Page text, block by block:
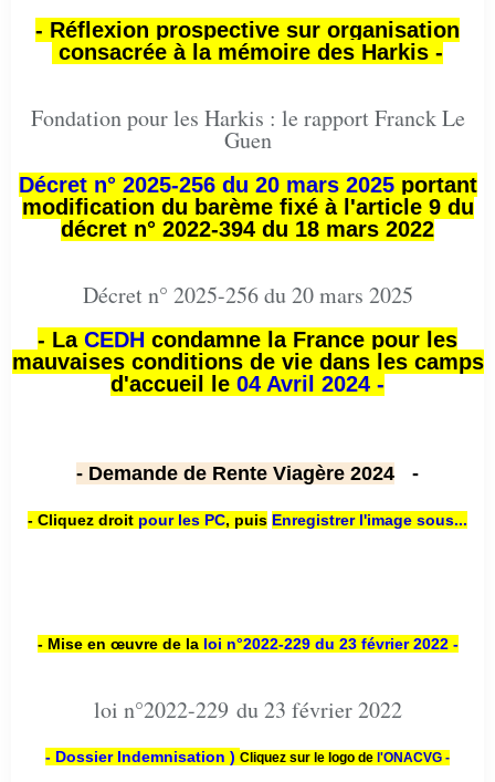
- Réflexion prospective sur organisation
consacrée à la mémoire des Harkis -
Fondation pour les Harkis : le rapport Franck Le
Guen
Décret n° 2025-256 du 20 mars 2025portant
modification du barème fixé à l'article 9 du
décret n° 2022-394 du 18 mars 2022
Décret n° 2025-256 du 20 mars 2025
- La CEDH condamne la France pour les
mauvaises conditions de vie dans les camps
d'accueil le 04 Avril 2024 -
- Demande de Rente Viagère 2024 -
- Cliquez droit pour les PC, puis Enregistrer l'image sous...
- Mise en œuvre de la loi n°2022-229 du 23 février 2022 -
loi n°2022-229 du 23 février 2022
- Dossier Indemnisation ) Cliquez sur le logo de l'ONACVG -